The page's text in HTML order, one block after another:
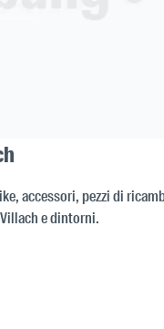
accessori, pezzi di
e dintorni.